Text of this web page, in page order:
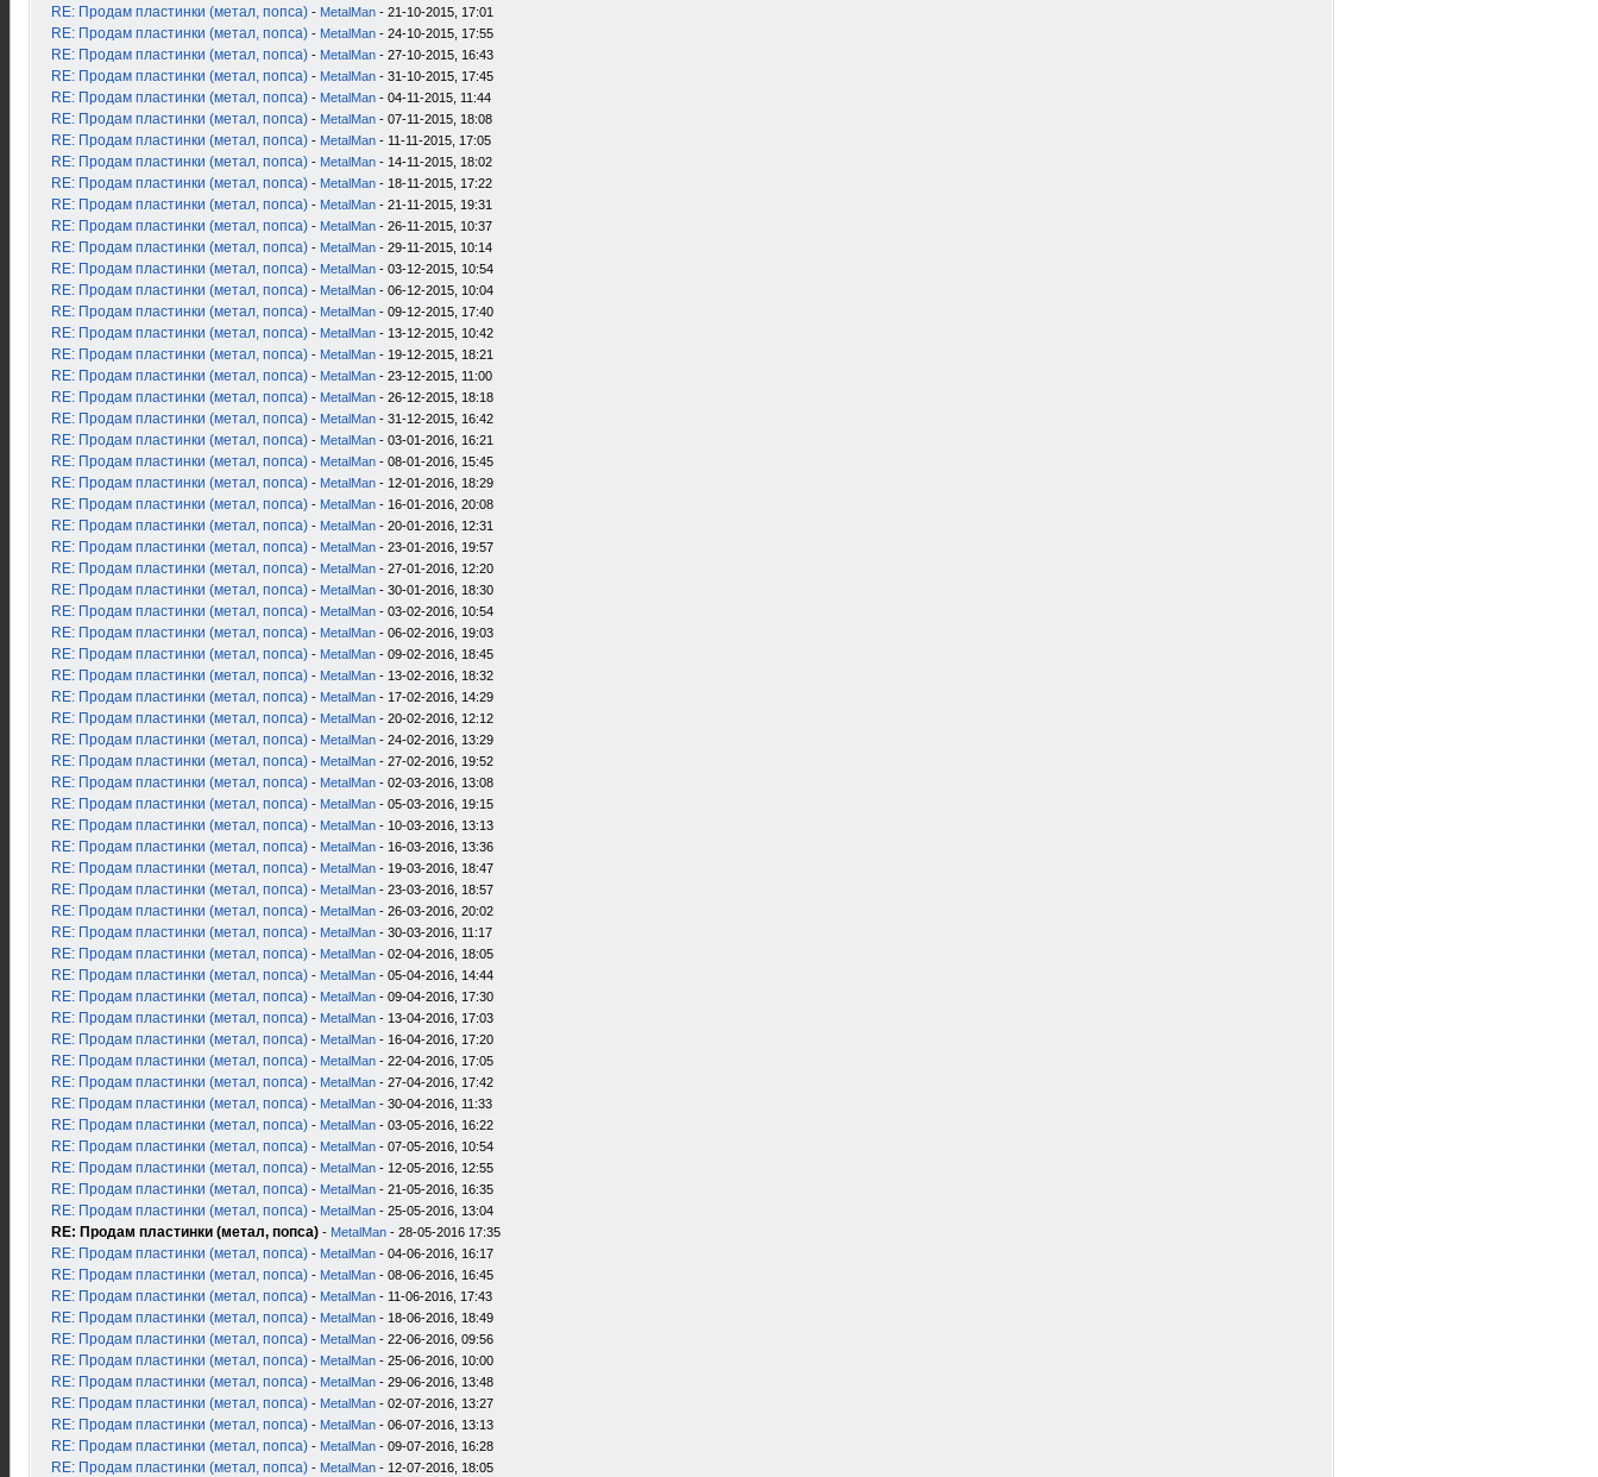
RE: Продам пластинки (метал, попса) - MetalMan - 21-10-2015, 17:01
RE: Продам пластинки (метал, попса) - MetalMan - 24-10-2015, 17:55
RE: Продам пластинки (метал, попса) - MetalMan - 27-10-2015, 16:43
RE: Продам пластинки (метал, попса) - MetalMan - 31-10-2015, 17:45
RE: Продам пластинки (метал, попса) - MetalMan - 04-11-2015, 11:44
RE: Продам пластинки (метал, попса) - MetalMan - 07-11-2015, 18:08
RE: Продам пластинки (метал, попса) - MetalMan - 11-11-2015, 17:05
RE: Продам пластинки (метал, попса) - MetalMan - 14-11-2015, 18:02
RE: Продам пластинки (метал, попса) - MetalMan - 18-11-2015, 17:22
RE: Продам пластинки (метал, попса) - MetalMan - 21-11-2015, 19:31
RE: Продам пластинки (метал, попса) - MetalMan - 26-11-2015, 10:37
RE: Продам пластинки (метал, попса) - MetalMan - 29-11-2015, 10:14
RE: Продам пластинки (метал, попса) - MetalMan - 03-12-2015, 10:54
RE: Продам пластинки (метал, попса) - MetalMan - 06-12-2015, 10:04
RE: Продам пластинки (метал, попса) - MetalMan - 09-12-2015, 17:40
RE: Продам пластинки (метал, попса) - MetalMan - 13-12-2015, 10:42
RE: Продам пластинки (метал, попса) - MetalMan - 19-12-2015, 18:21
RE: Продам пластинки (метал, попса) - MetalMan - 23-12-2015, 11:00
RE: Продам пластинки (метал, попса) - MetalMan - 26-12-2015, 18:18
RE: Продам пластинки (метал, попса) - MetalMan - 31-12-2015, 16:42
RE: Продам пластинки (метал, попса) - MetalMan - 03-01-2016, 16:21
RE: Продам пластинки (метал, попса) - MetalMan - 08-01-2016, 15:45
RE: Продам пластинки (метал, попса) - MetalMan - 12-01-2016, 18:29
RE: Продам пластинки (метал, попса) - MetalMan - 16-01-2016, 20:08
RE: Продам пластинки (метал, попса) - MetalMan - 20-01-2016, 12:31
RE: Продам пластинки (метал, попса) - MetalMan - 23-01-2016, 19:57
RE: Продам пластинки (метал, попса) - MetalMan - 27-01-2016, 12:20
RE: Продам пластинки (метал, попса) - MetalMan - 30-01-2016, 18:30
RE: Продам пластинки (метал, попса) - MetalMan - 03-02-2016, 10:54
RE: Продам пластинки (метал, попса) - MetalMan - 06-02-2016, 19:03
RE: Продам пластинки (метал, попса) - MetalMan - 09-02-2016, 18:45
RE: Продам пластинки (метал, попса) - MetalMan - 13-02-2016, 18:32
RE: Продам пластинки (метал, попса) - MetalMan - 17-02-2016, 14:29
RE: Продам пластинки (метал, попса) - MetalMan - 20-02-2016, 12:12
RE: Продам пластинки (метал, попса) - MetalMan - 24-02-2016, 13:29
RE: Продам пластинки (метал, попса) - MetalMan - 27-02-2016, 19:52
RE: Продам пластинки (метал, попса) - MetalMan - 02-03-2016, 13:08
RE: Продам пластинки (метал, попса) - MetalMan - 05-03-2016, 19:15
RE: Продам пластинки (метал, попса) - MetalMan - 10-03-2016, 13:13
RE: Продам пластинки (метал, попса) - MetalMan - 16-03-2016, 13:36
RE: Продам пластинки (метал, попса) - MetalMan - 19-03-2016, 18:47
RE: Продам пластинки (метал, попса) - MetalMan - 23-03-2016, 18:57
RE: Продам пластинки (метал, попса) - MetalMan - 26-03-2016, 20:02
RE: Продам пластинки (метал, попса) - MetalMan - 30-03-2016, 11:17
RE: Продам пластинки (метал, попса) - MetalMan - 02-04-2016, 18:05
RE: Продам пластинки (метал, попса) - MetalMan - 05-04-2016, 14:44
RE: Продам пластинки (метал, попса) - MetalMan - 09-04-2016, 17:30
RE: Продам пластинки (метал, попса) - MetalMan - 13-04-2016, 17:03
RE: Продам пластинки (метал, попса) - MetalMan - 16-04-2016, 17:20
RE: Продам пластинки (метал, попса) - MetalMan - 22-04-2016, 17:05
RE: Продам пластинки (метал, попса) - MetalMan - 27-04-2016, 17:42
RE: Продам пластинки (метал, попса) - MetalMan - 30-04-2016, 11:33
RE: Продам пластинки (метал, попса) - MetalMan - 03-05-2016, 16:22
RE: Продам пластинки (метал, попса) - MetalMan - 07-05-2016, 10:54
RE: Продам пластинки (метал, попса) - MetalMan - 12-05-2016, 12:55
RE: Продам пластинки (метал, попса) - MetalMan - 21-05-2016, 16:35
RE: Продам пластинки (метал, попса) - MetalMan - 25-05-2016, 13:04
RE: Продам пластинки (метал, попса) - MetalMan - 28-05-2016 17:35
RE: Продам пластинки (метал, попса) - MetalMan - 04-06-2016, 16:17
RE: Продам пластинки (метал, попса) - MetalMan - 08-06-2016, 16:45
RE: Продам пластинки (метал, попса) - MetalMan - 11-06-2016, 17:43
RE: Продам пластинки (метал, попса) - MetalMan - 18-06-2016, 18:49
RE: Продам пластинки (метал, попса) - MetalMan - 22-06-2016, 09:56
RE: Продам пластинки (метал, попса) - MetalMan - 25-06-2016, 10:00
RE: Продам пластинки (метал, попса) - MetalMan - 29-06-2016, 13:48
RE: Продам пластинки (метал, попса) - MetalMan - 02-07-2016, 13:27
RE: Продам пластинки (метал, попса) - MetalMan - 06-07-2016, 13:13
RE: Продам пластинки (метал, попса) - MetalMan - 09-07-2016, 16:28
RE: Продам пластинки (метал, попса) - MetalMan - 12-07-2016, 18:05